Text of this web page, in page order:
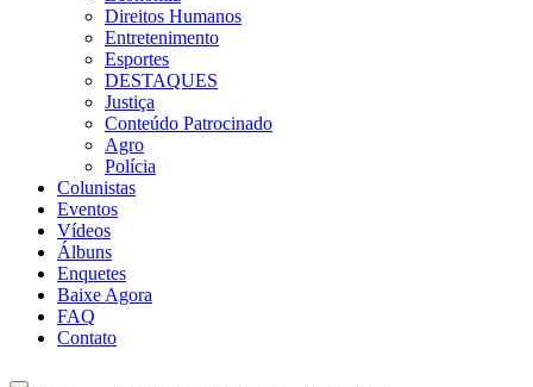
Direitos Humanos
Entretenimento
Esportes
DESTAQUES
Justiça
Conteúdo Patrocinado
Agro
Polícia
Colunistas
Eventos
Vídeos
Álbuns
Enquetes
Baixe Agora
FAQ
Contato